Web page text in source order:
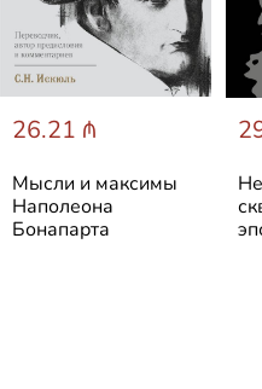
26.21 ₼
Мысли и максимы
Наполеона
Бонапарта